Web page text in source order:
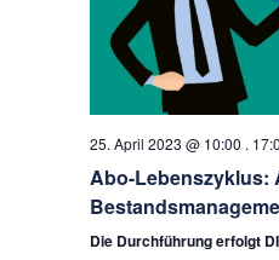
25. April 2023 @ 10:00 .
Abo-Lebenszyklus:
Die Durchführung erfolgt